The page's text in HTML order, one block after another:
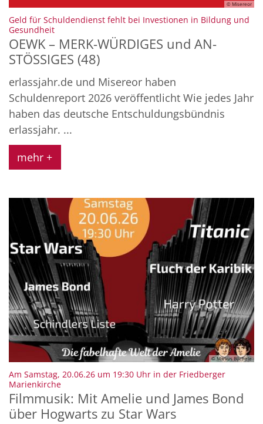
© Misereor
Geld für Schuldendienst fehlt bei Investionen in Bildung und
Gesundheit:
OEWK – MERK-WÜRDIGES und AN-
STÖSSIGES (48)
erlassjahr.de und Misereor haben
Schuldenreport 2026 veröffentlicht Wie jedes Jahr
haben das deutsche Entschuldungsbündnis
erlassjahr. ...
mehr +
© Markus Büchele
Am Samstag, 20.06.26 um 19:30 Uhr in der Friedberger
Marienkirche:
Filmmusik: Mit Amelie und James Bond
über Hogwarts zu Star Wars